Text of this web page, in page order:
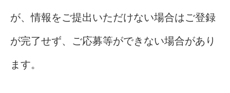
が、情報をご提出いただけない場合はご登録
が完了せず、ご応募等ができない場合があり
ます。